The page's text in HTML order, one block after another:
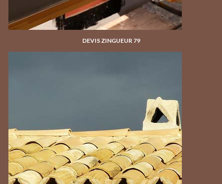
DEVIS ZINGUEUR 79